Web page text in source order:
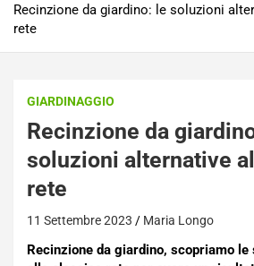
Recinzione da giardino: le soluzioni
rete
GIARDINAGGIO
Recinzione da
soluzioni alternative
rete
11 Settembre 2023 Maria Longo
Recinzione da giardino, scopriamo